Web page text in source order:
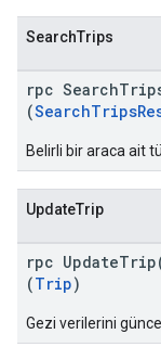
SearchTrips
rpc
(
Belirli bir araca ait
UpdateTrip
rpc
(Trip)
Gezi verilerini